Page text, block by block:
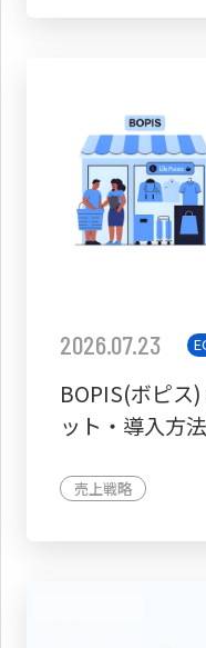
2026.07.23
BOPIS(ボピス
ット・導入方
売上戦略